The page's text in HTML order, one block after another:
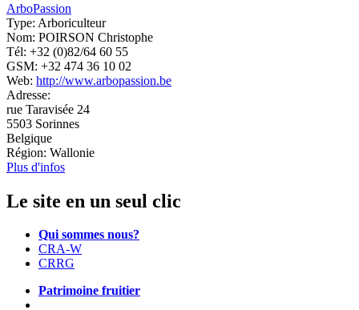
ArboPassion
Type: Arboriculteur
Nom: POIRSON Christophe
Tél: +32 (0)82/64 60 55
GSM: +32 474 36 10 02
Web: http://www.arbopassion.be
Adresse:
rue Taravisée 24
5503 Sorinnes
Belgique
Région: Wallonie
Plus d'infos
Le site en un seul clic
Qui sommes nous?
CRA-W
CRRG
Patrimoine fruitier